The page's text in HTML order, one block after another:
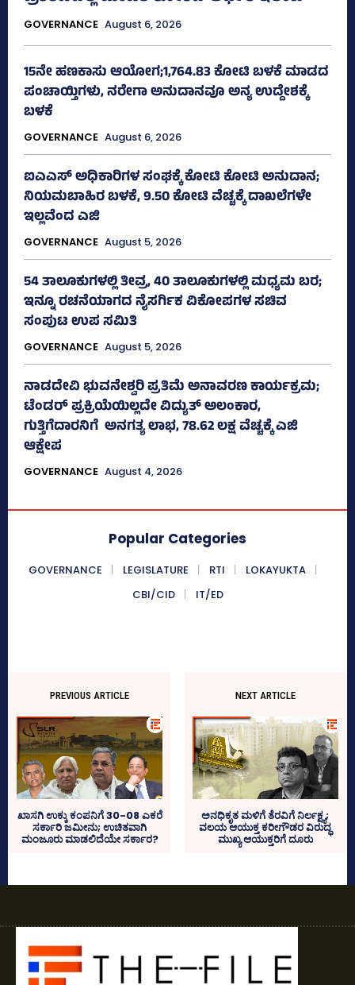
GOVERNANCE August 6, 2026
15ನೇ ಹಣಕಾಸು ಆಯೋಗ;1,764.83 ಕೋಟಿ ಬಳಕೆ ಮಾಡದ
ಪಂಚಾಯ್ತಿಗಳು, ನರೇಗಾ ಅನುದಾನವೂ ಅನ್ಯ ಉದ್ದೇಶಕ್ಕೆ
ಬಳಕೆ
GOVERNANCE August 6, 2026
ಐಎಎಸ್‌ ಅಧಿಕಾರಿಗಳ ಸಂಘಕ್ಕೆ ಕೋಟಿ ಕೋಟಿ ಅನುದಾನ;
ನಿಯಮಬಾಹಿರ ಬಳಕೆ, 9.50 ಕೋಟಿ ವೆಚ್ಚಕ್ಕೆ ದಾಖಲೆಗಳೇ
ಇಲ್ಲವೆಂದ ಎಜಿ
GOVERNANCE August 5, 2026
54 ತಾಲೂಕುಗಳಲ್ಲಿ ತೀವ್ರ, 40 ತಾಲೂಕುಗಳಲ್ಲಿ ಮಧ್ಯಮ ಬರ;
ಇನ್ನೂ ರಚನೆಯಾಗದ ನೈಸರ್ಗಿಕ ವಿಕೋಪಗಳ ಸಚಿವ
ಸಂಪುಟ ಉಪ ಸಮಿತಿ
GOVERNANCE August 5, 2026
ನಾಡದೇವಿ ಭುವನೇಶ್ವರಿ ಪ್ರತಿಮೆ ಅನಾವರಣ ಕಾರ್ಯಕ್ರಮ;
ಟೆಂಡರ್ ಪ್ರಕ್ರಿಯೆಯಿಲ್ಲದೇ ವಿದ್ಯುತ್‌ ಅಲಂಕಾರ,
ಗುತ್ತಿಗೆದಾರನಿಗೆ ಅನಗತ್ಯ ಲಾಭ, 78.62 ಲಕ್ಷ ವೆಚ್ಚಕ್ಕೆ ಎಜಿ
ಆಕ್ಷೇಪ
GOVERNANCE August 4, 2026
Popular Categories
GOVERNANCE LEGISLATURE RTI
LOKAYUKTA
CBI/CID
IT/ED
PREVIOUS ARTICLE
ಖಾಸಗಿ ಉಕ್ಕು ಕಂಪನಿಗೆ 30-08 ಎಕರೆ
ಸರ್ಕಾರಿ ಜಮೀನು; ಉಚಿತವಾಗಿ
ಮಂಜೂರು ಮಾಡಲಿದೆಯೇ ಸರ್ಕಾರ?
NEXT ARTICLE
ಅನಧಿಕೃತ ಮಳಿಗೆ ತೆರವಿಗೆ ನಿರ್ಲಕ್ಷ್ಯ;
ವಲಯ ಆಯುಕ್ತ ಕರೀಗೌಡರ ವಿರುದ್ಧ
ಮುಖ್ಯ ಆಯುಕ್ತರಿಗೆ ದೂರು